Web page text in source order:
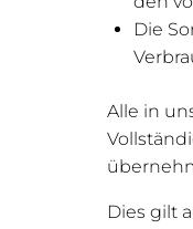
Die
Alle in
Dies gilt